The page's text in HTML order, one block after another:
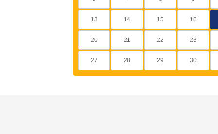
13 14 15 16
20 21 22 23
27 28 29 30